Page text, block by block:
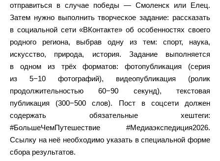
отправиться в случае победы — Смоленск или Елец.
Затем нужно выполнить творческое задание: рассказать
в социальной сети «ВКонтакте» об особенностях своего
родного региона, выбрав одну из тем: спорт, наука,
искусство, природа, история. Задание выполняется
в одном из трёх форматов: фотопубликация (серия
из 5−10 фотографий), видеопубликация (ролик
продолжительностью 60−90 секунд), текстовая
публикация (300−500 слов). Пост в соцсети должен
содержать обязательные хештеги:
#БольшеЧемПутешествие #Медиаэкспедиция2026.
Ссылку на неё необходимо указать в специальной форме
сбора результатов.